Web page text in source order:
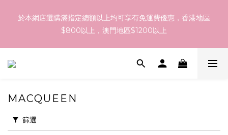
港，最終亦要視乎各品牌最終發貨日子及出貨速度而定。
於本網店選購滿指定總額以上均可享有免運費優惠，香港地區
$800以上，澳門地區$1200以上
訂貨到貨資訊：於 05 - 18/Aug 期間訂貨，預計於 26/Aug 到
MACQUEEN
篩選